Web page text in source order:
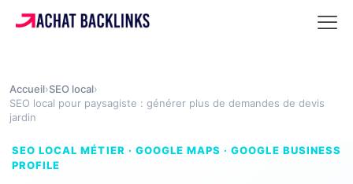
Accueil›SEO local›
SEO local pour paysagiste : générer plus de demandes de devis
jardin
SEO LOCAL MÉTIER · GOOGLE MAPS · GOOGLE BUSINESS
PROFILE